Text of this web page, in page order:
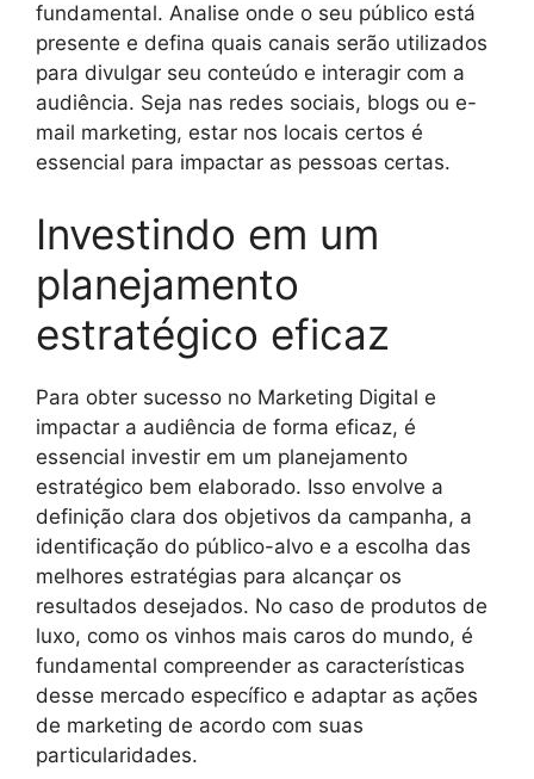
fundamental. Analise onde o seu público está
presente e defina quais canais serão utilizados
para divulgar seu conteúdo e interagir com a
audiência. Seja nas redes sociais, blogs ou e-
mail marketing, estar nos locais certos é
essencial para impactar as pessoas certas.
Investindo em um
planejamento
estratégico eficaz
Para obter sucesso no Marketing Digital e
impactar a audiência de forma eficaz, é
essencial investir em um planejamento
estratégico bem elaborado. Isso envolve a
definição clara dos objetivos da campanha, a
identificação do público-alvo e a escolha das
melhores estratégias para alcançar os
resultados desejados. No caso de produtos de
luxo, como os vinhos mais caros do mundo, é
fundamental compreender as características
desse mercado específico e adaptar as ações
de marketing de acordo com suas
particularidades.